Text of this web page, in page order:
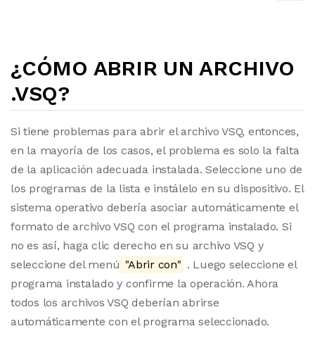
¿CÓMO ABRIR UN ARCHIVO
.VSQ?
Si tiene problemas para abrir el archivo VSQ, entonces,
en la mayoría de los casos, el problema es solo la falta
de la aplicación adecuada instalada. Seleccione uno de
los programas de la lista e instálelo en su dispositivo. El
sistema operativo debería asociar automáticamente el
formato de archivo VSQ con el programa instalado. Si
no es así, haga clic derecho en su archivo VSQ y
seleccione del menú "Abrir con" . Luego seleccione el
programa instalado y confirme la operación. Ahora
todos los archivos VSQ deberían abrirse
automáticamente con el programa seleccionado.